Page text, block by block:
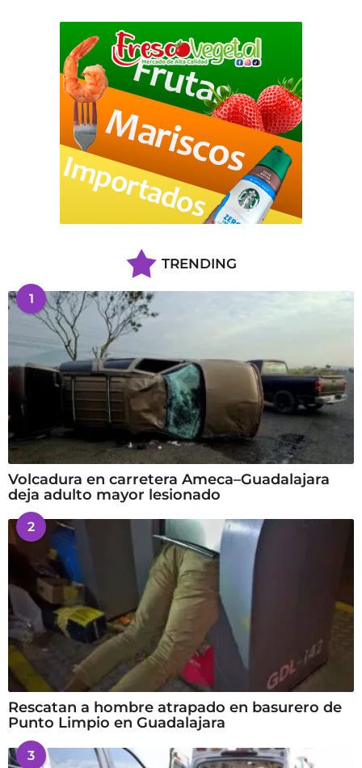
TRENDING
1
Volcadura en carretera Ameca–Guadalajara
deja adulto mayor lesionado
2
Rescatan a hombre atrapado en basurero de
Punto Limpio en Guadalajara
3